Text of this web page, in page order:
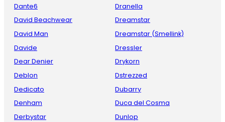
Dante6
David Beachwear
David Man
Davide
Dear Denier
Deblon
Dedicato
Denham
Derbystar
Dranella
Dreamstar
Dreamstar (Smellink)
Dressler
Drykorn
Dstrezzed
Dubarry
Duca del Cosma
Dunlop